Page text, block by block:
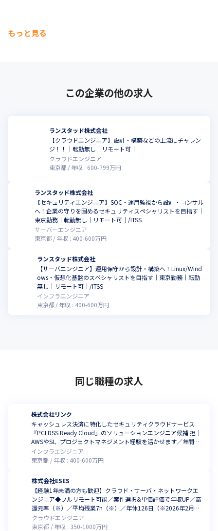
もっと見る
この企業の他の求人
ランスタッド株式会社
【クラウドエンジニア】設計・構築などの上流にチャレン
ジ！！｜転勤無し｜リモート可｜
クラウドエンジニア
東京都
年収 : 600-799万円
ランスタッド株式会社
【セキュリティエンジニア】SOC・運用監視から設計・コンサル
へ！企業の守りを固めるセキュリティスペシャリストを目指す｜
東京勤務｜転勤無し｜リモート可｜/ITSS
サーバーエンジニア
東京都
年収 : 400-600万円
ランスタッド株式会社
【サーバエンジニア】運用保守から設計・構築へ！Linux/Wind
ows・仮想化基盤のスペシャリストを目指す｜東京勤務｜転勤
無し｜リモート可｜/ITSS
インフラエンジニア
東京都
年収 : 400-600万円
同じ職種の求人
株式会社リンク
キャッシュレス決済に特化したセキュリティクラウドサービス
『PCI DSS Ready Cloud』のソリューションエンジニア候補 担｜
AWSやSI、プロジェクトマネジメント経験を活かせます／年間休
日128日以上
インフラエンジニア
東京都
年収 : 400-600万円
株式会社ESES
【経験1年未満の方も歓迎】クラウド・サーバ・ネットワークエ
ンジニア◆フルリモート可能／案件選択&単価評価で年収UP／高
還元率（※）／平均残業7h（※）／年休126日（※2026年2月時
点）
クラウドエンジニア
東京都
年収 : 350-1000万円